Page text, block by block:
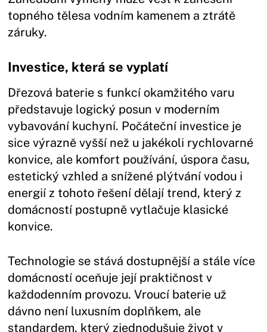
topného tělesa vodním kamenem a ztrátě
záruky.
Investice, která se vyplatí
Dřezová baterie s funkcí okamžitého varu
představuje logický posun v moderním
vybavování kuchyní. Počáteční investice je
sice výrazně vyšší než u jakékoli rychlovarné
konvice, ale komfort používání, úspora času,
estetický vzhled a snížené plýtvání vodou i
energií z tohoto řešení dělají trend, který z
domácností postupně vytlačuje klasické
konvice.
Technologie se stává dostupnější a stále více
domácností oceňuje její praktičnost v
každodenním provozu. Vroucí baterie už
dávno není luxusním doplňkem, ale
standardem, který zjednodušuje život v